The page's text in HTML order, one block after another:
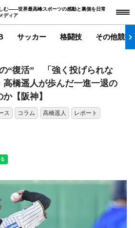
む――世界最高峰スポーツの感動と裏側を日常
ディア
サッカー 格闘技 その他競技
“復活” 「強く投げられな
高橋遥人が歩んだ一進一退の
【阪神】
ス コラム 高橋遥人 レポート